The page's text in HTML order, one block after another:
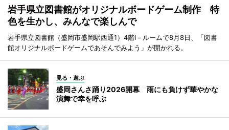
岩手県立図書館がオリジナルボードゲーム制作 特
色を生かし、みんなで楽しんで
岩手県立図書館（盛岡市盛岡駅西通1）4階I－ルームで8月8日、「図書
館オリジナルボードゲームであそんでみよう」が開かれる。
見る・遊ぶ
盛岡さんさ踊り2026開幕 雨にも負けず華やかな
演舞で幸を呼ぶ